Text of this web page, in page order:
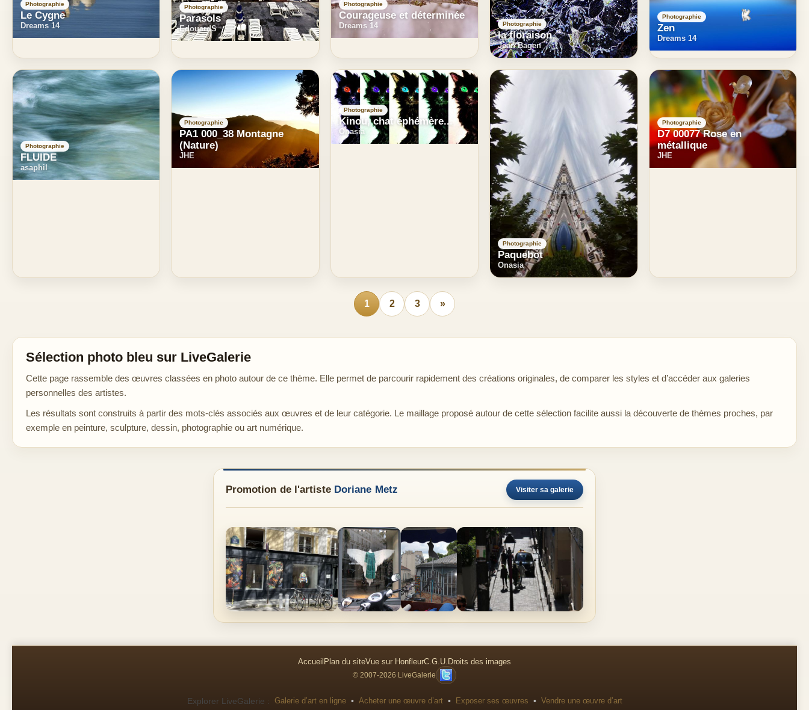
Photographie
Le Cygne
Dreams 14
Photographie
Parasols
EdouardS
Photographie
Courageuse et déterminée
Dreams 14 Photographie
la floraison
Jean Bagen
Photographie
Zen
Dreams 14
Photographie
FLUIDE
asaphil
Photographie
PA1 000_38 Montagne
(Nature)
JHE
Photographie
Kinou, chat éphémère...
Onasia
Photographie
Paquebot
Onasia
Photographie
D7 00077 Rose en
métallique
JHE
1 2 3 »
Sélection photo bleu sur LiveGalerie
Cette page rassemble des œuvres classées en photo autour de ce thème. Elle permet de parcourir rapidement des créations originales, de comparer les styles et d’accéder aux galeries
personnelles des artistes.
Les résultats sont construits à partir des mots-clés associés aux œuvres et de leur catégorie. Le maillage proposé autour de cette sélection facilite aussi la découverte de thèmes proches, par
exemple en peinture, sculpture, dessin, photographie ou art numérique.
Promotion de l'artiste Doriane Metz Visiter sa galerie
Accueil Plan du siteVue sur HonfleurC.G.U. Droits des images
© 2007-2026 LiveGalerie
Explorer LiveGalerie : Galerie d’art en ligne • Acheter une œuvre d’art • Exposer ses œuvres • Vendre une œuvre d’art